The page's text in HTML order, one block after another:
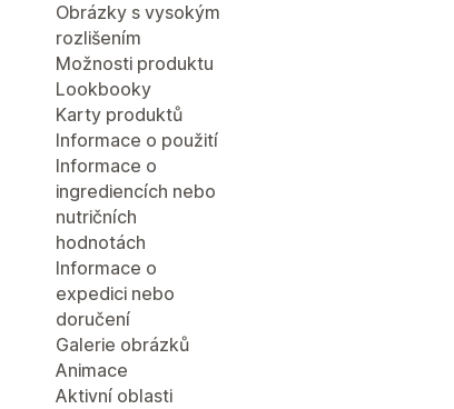
Obrázky s vysokým
rozlišením
Možnosti produktu
Lookbooky
Karty produktů
Informace o použití
Informace o
ingrediencích nebo
nutričních
hodnotách
Informace o
expedici nebo
doručení
Galerie obrázků
Animace
Aktivní oblasti